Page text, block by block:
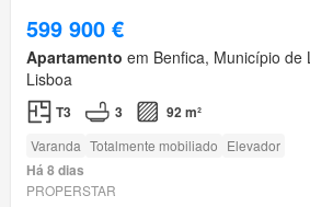
599 900 €
Apartamento em Benfica, Município de
Lisboa
T3 3 92 m²
Varanda Totalmente mobiliado Elevador
Há 8 dias
PROPERSTAR